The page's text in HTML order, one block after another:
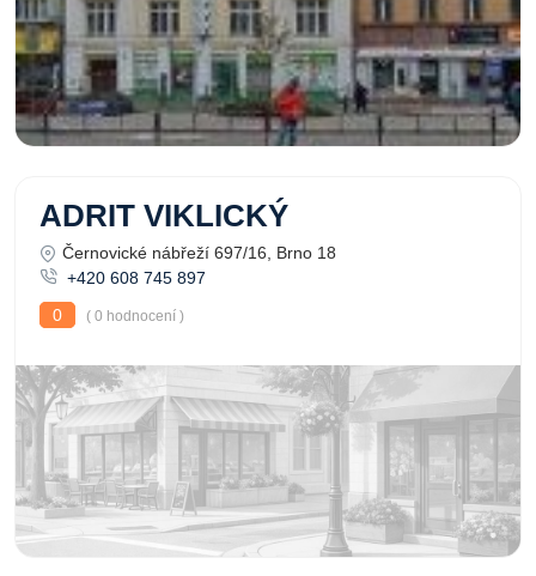
ADRIT VIKLICKÝ
Černovické nábřeží 697/16, Brno 18
+420 608 745 897
0
( 0 hodnocení )